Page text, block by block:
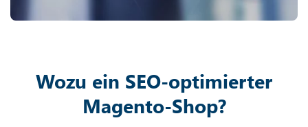
Wozu ein SEO-optimierter
Magento-Shop?